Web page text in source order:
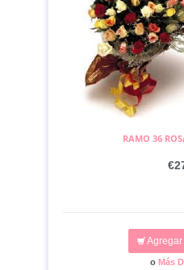
RAMO 36
Agregar
o Más